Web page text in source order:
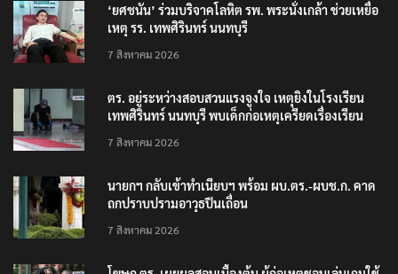
‘ยศชนัน’ ร่วมบริจาคโลหิต รพ. พระนั่งเกล้า ช่วยเหยื่อ
เหตุ รร. เทพศิรินทร์ นนทบุรี
7 สิงหาคม 2026
ตร. อยู่ระหว่างสอบสวนแรงจูงใจ เหตุยิงในโรงเรียน
เทพศิรินทร์ นนทบุรี พบเด็กก่อเหตุเครียดเรื่องเรียน
7 สิงหาคม 2026
นายกฯ กลับเข้าทำเนียบฯ พร้อม ผบ.ตร.-ผบช.ก. คาด
ถกปราบปรามอาวุธปืนเถื่อน
7 สิงหาคม 2026